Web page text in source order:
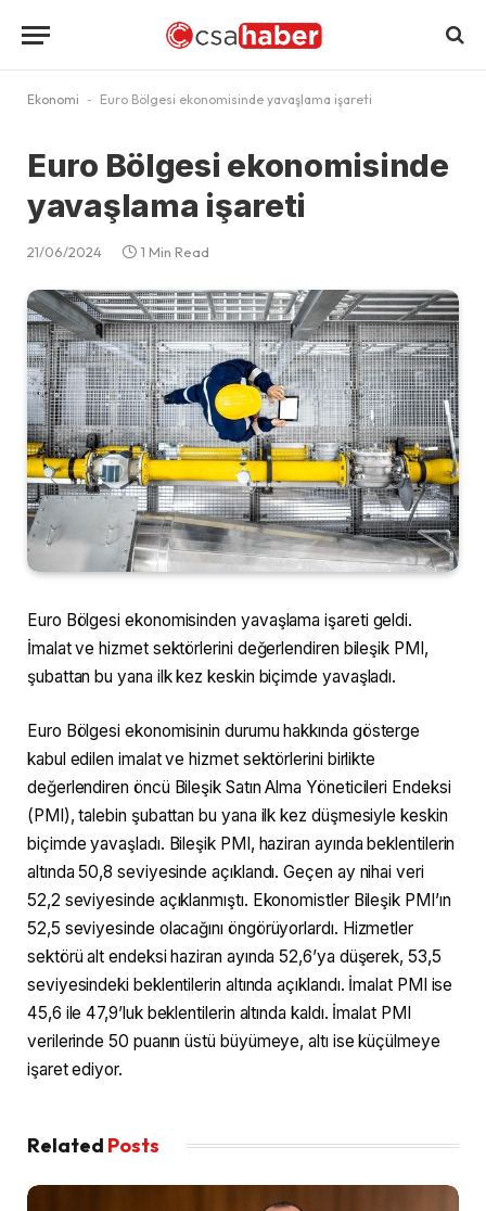
Ekonomi - Euro Bölgesi ekonomisinde yavaşlama işareti
Euro Bölgesi ekonomisinde
yavaşlama işareti
21/06/2024 1 Min Read
Euro Bölgesi ekonomisinden yavaşlama işareti geldi.
İmalat ve hizmet sektörlerini değerlendiren bileşik PMI,
şubattan bu yana ilk kez keskin biçimde yavaşladı.
Euro Bölgesi ekonomisinin durumu hakkında gösterge
kabul edilen imalat ve hizmet sektörlerini birlikte
değerlendiren öncü Bileşik Satın Alma Yöneticileri Endeksi
(PMI), talebin şubattan bu yana ilk kez düşmesiyle keskin
biçimde yavaşladı. Bileşik PMI, haziran ayında beklentilerin
altında 50,8 seviyesinde açıklandı. Geçen ay nihai veri
52,2 seviyesinde açıklanmıştı. Ekonomistler Bileşik PMI’ın
52,5 seviyesinde olacağını öngörüyorlardı. Hizmetler
sektörü alt endeksi haziran ayında 52,6’ya düşerek, 53,5
seviyesindeki beklentilerin altında açıklandı. İmalat PMI ise
45,6 ile 47,9’luk beklentilerin altında kaldı. İmalat PMI
verilerinde 50 puanın üstü büyümeye, altı ise küçülmeye
işaret ediyor.
Related Posts